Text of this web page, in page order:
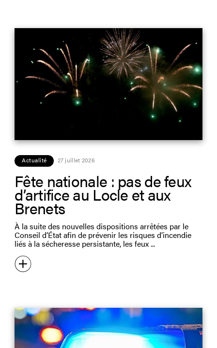
Actualité 27 juillet 2026
Fête nationale : pas de feux
d’artifice au Locle et aux
Brenets
À la suite des nouvelles dispositions arrêtées par le
Conseil d’État afin de prévenir les risques d’incendie
liés à la sécheresse persistante, les feux